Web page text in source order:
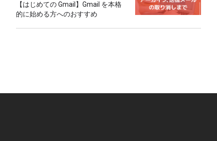
【はじめての Gmail】Gmail を本格
的に始める方へのおすすめ